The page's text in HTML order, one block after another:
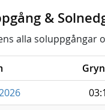
&
alla soluppgångar